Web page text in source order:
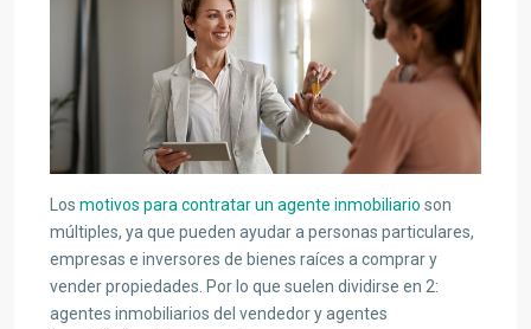
Los motivos para contratar un agente inmobiliario son
múltiples, ya que pueden ayudar a personas particulares,
empresas e inversores de bienes raíces a comprar y
vender propiedades. Por lo que suelen dividirse en 2:
agentes inmobiliarios del vendedor y agentes